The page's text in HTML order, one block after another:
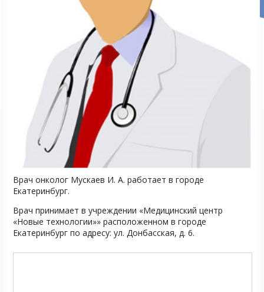
Врач онколог Мускаев И. А. работает в городе
Екатеринбург.
Врач принимает в учреждении «Медицинский центр
«Новые технологии»» расположенном в городе
Екатеринбург по адресу: ул. Донбасская, д. 6.